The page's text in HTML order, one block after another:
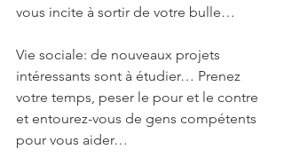
vous incite à sortir de votre bulle…
Vie sociale: de nouveaux projets
intéressants sont à étudier… Prenez
votre temps, peser le pour et le contre
et entourez-vous de gens compétents
pour vous aider…